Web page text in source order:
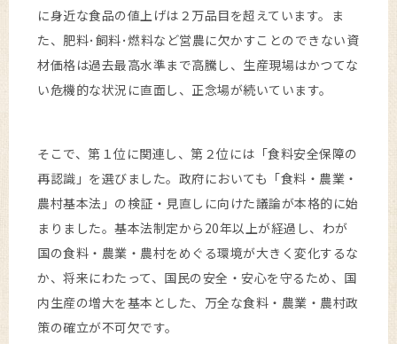
に身近な食品の値上げは２万品目を超えています。ま
た、肥料･飼料･燃料など営農に欠かすことのできない資
材価格は過去最高水準まで高騰し、生産現場はかつてな
い危機的な状況に直面し、正念場が続いています。
そこで、第１位に関連し、第２位には「食料安全保障の
再認識」を選びました。政府においても「食料・農業・
農村基本法」の検証・見直しに向けた議論が本格的に始
まりました。基本法制定から20年以上が経過し、わが
国の食料・農業・農村をめぐる環境が大きく変化するな
か、将来にわたって、国民の安全・安心を守るため、国
内生産の増大を基本とした、万全な食料・農業・農村政
策の確立が不可欠です。